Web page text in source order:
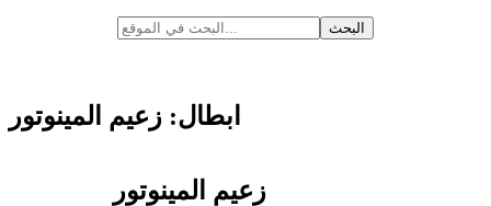
ابطال: زعيم المينوتور
زعيم المينوتور